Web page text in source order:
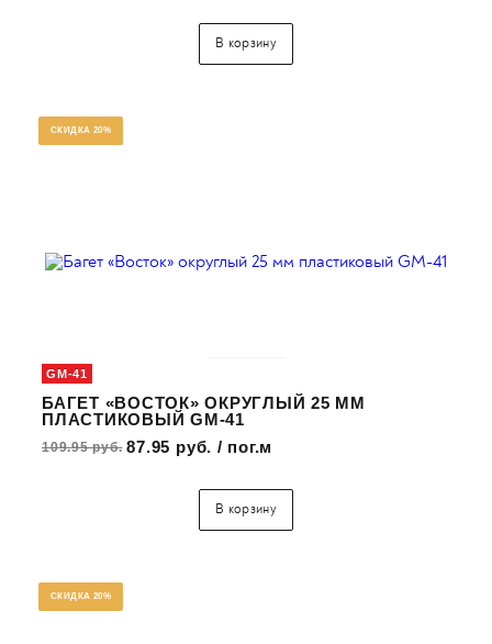
В корзину
СКИДКА 20%
GM-41
БАГЕТ «ВОСТОК» ОКРУГЛЫЙ 25 ММ
ПЛАСТИКОВЫЙ GM-41
109.95 руб. 87.95 руб. / пог.м
В корзину
СКИДКА 20%